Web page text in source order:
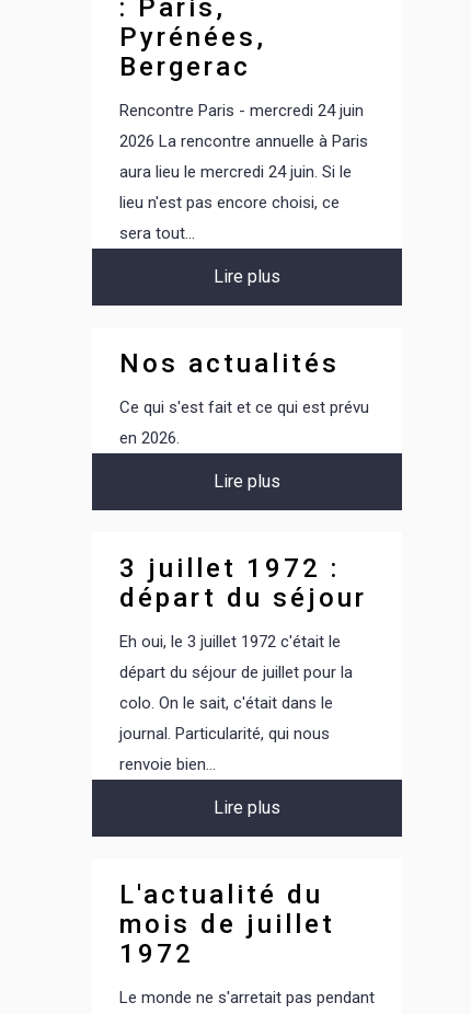
: Paris,
Pyrénées,
Bergerac
Rencontre Paris - mercredi 24 juin
2026 La rencontre annuelle à Paris
aura lieu le mercredi 24 juin. Si le
lieu n'est pas encore choisi, ce
sera tout...
Lire plus
Nos actualités
Ce qui s'est fait et ce qui est prévu
en 2026.
Lire plus
3 juillet 1972 :
départ du séjour
Eh oui, le 3 juillet 1972 c'était le
départ du séjour de juillet pour la
colo. On le sait, c'était dans le
journal. Particularité, qui nous
renvoie bien...
Lire plus
L'actualité du
mois de juillet
1972
Le monde ne s'arretait pas pendant